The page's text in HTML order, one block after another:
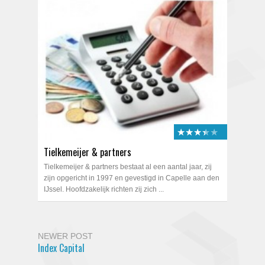
★★★★★
★★★★★
Tielkemeijer & partners
Tielkemeijer & partners bestaat al een aantal jaar, zij
zijn opgericht in 1997 en gevestigd in Capelle aan den
IJssel. Hoofdzakelijk richten zij zich ...
NEWER POST
Index Capital